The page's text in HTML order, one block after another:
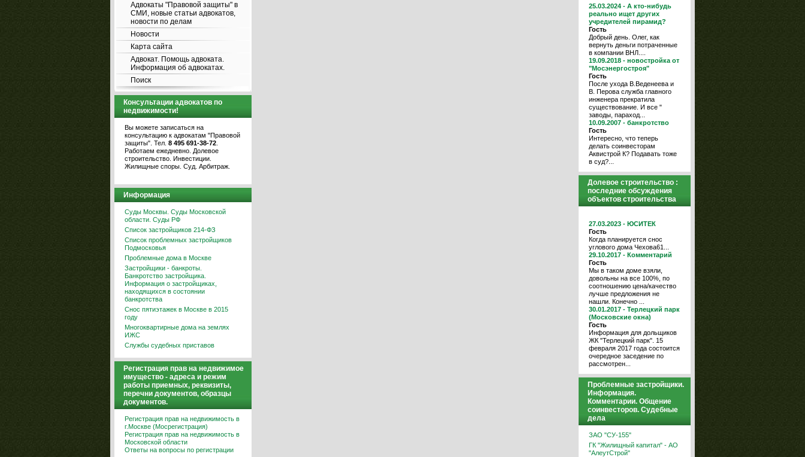
Адвокаты "Правовой защиты" в
СМИ, новые статьи адвокатов,
новости по делам
Новости
Карта сайта
Адвокат. Помощь адвоката.
Информация об адвокатах.
Поиск
Консультации адвокатов по
недвижимости!
Вы можете записаться на
консультацию к адвокатам "Правовой
защиты". Тел. 8 495 691-38-72
Работаем ежедневно. Долевое
строительство. Инвестиции.
Жилищные споры. Суд. Арбитраж.
Информация
Суды Москвы. Суды Московской
области. Суды РФ
Список застройщиков 214-ФЗ
Список проблемных застройщиков
Подмосковья
Проблемные дома в Москве
Застройщики - банкроты.
Банкротство застройщика.
Информация о застройщиках,
находящихся в состоянии
банкротства
Снос пятиэтажек в Москве в 2015
году
Многоквартирные дома на землях
ИЖС
Службы судебных приставов
Регистрация прав на недвижимое
имущество - адреса и режим
работы приемных, реквизиты,
перечни документов, образцы
документов.
Регистрация прав на недвижимость в
г.Москве (Мосрегистрация)
Регистрация прав на недвижимость в
Московской области
Ответы на вопросы по регистрации
25.03.2024 - А кто-нибудь
реально ищет других
учредителей пирамид?
Гость
Добрый день. Олег, как
вернуть деньги потраченные
в компании ВНЛ....
19.09.2018 - новостройка от
"Мосэнергостроя"
Гость
После ухода В.Веденеева и
В. Перова служба главного
инженера прекратила
существование. И все "
заводы, параход...
10.09.2007 - банкротство
Гость
Интересно, что теперь
делать соинвесторам
Аквистрой К? Подавать тоже
в суд?...
Долевое строительство :
последние обсуждения
объектов строительства
27.03.2023 - ЮСИТЕК
Гость
Когда планируется снос
углового дома Чехова61...
29.10.2017 - Комментарий
Гость
Мы в таком доме взяли,
довольны на все 100%, по
соотношению цена/качество
лучше предложения не
нашли. Конечно ...
30.01.2017 - Терлецкий парк
(Московские окна)
Гость
Информация для дольщиков
ЖК "Терлецкий парк". 15
февраля 2017 года состоится
очередное заседение по
рассмотрен...
Проблемные застройщики.
Информация.
Комментарии. Общение
соинвесторов. Судебные
дела
ЗАО "СУ-155"
ГК "Жилищный капитал" - АО
"АлеутСтрой"